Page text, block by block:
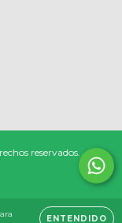
ENTENDIDO
reservados.